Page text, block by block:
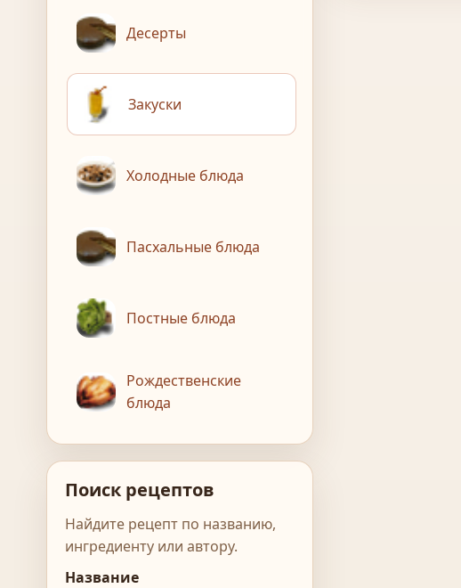
Десерты
Закуски
Холодные блюда
Пасхальные блюда
Постные блюда
Рождественские
блюда
Поиск рецептов
Найдите рецепт по названию,
ингредиенту или автору.
Название